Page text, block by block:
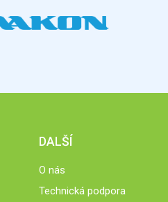
DALŠÍ
O nás
Technická podpora